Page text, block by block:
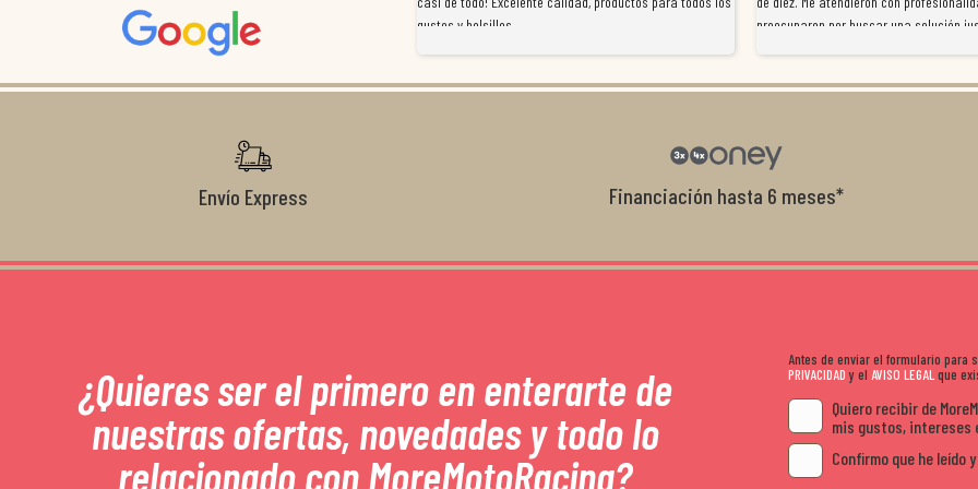
magnífico gestor... atento, amable, un servicio de 10.
Gracias de nuevo por todo!
gustos y bolsillos
preocuparon por buscar una solución
con el cliente, y me ofrecieron unas
Envío Express Financiación hasta 6 meses*
¿Quieres ser el primero en enterarte de
nuestras ofertas, novedades y todo lo
relacionado con MoreMotoRacing?
Antes de enviar el formulario para
PRIVACIDADy el AVISO LEGALque
Quiero recibir de
mis gustos, intereses
Confirmo que he leído